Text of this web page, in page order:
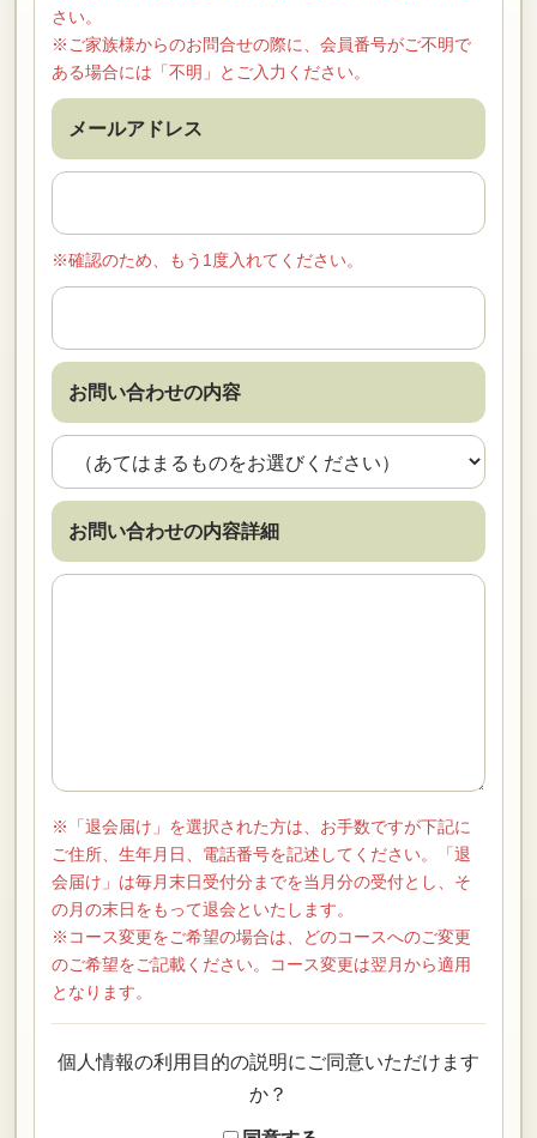
さい。
※ご家族様からのお問合せの際に、会員番号がご不明で
ある場合には「不明」とご入力ください。
メールアドレス
※確認のため、もう1度入れてください。
お問い合わせの内容
お問い合わせの内容詳細
※「退会届け」を選択された方は、お手数ですが下記に
ご住所、生年月日、電話番号を記述してください。「退
会届け」は毎月末日受付分までを当月分の受付とし、そ
の月の末日をもって退会といたします。
※コース変更をご希望の場合は、どのコースへのご変更
のご希望をご記載ください。コース変更は翌月から適用
となります。
個人情報の利用目的の説明にご同意いただけます
か？